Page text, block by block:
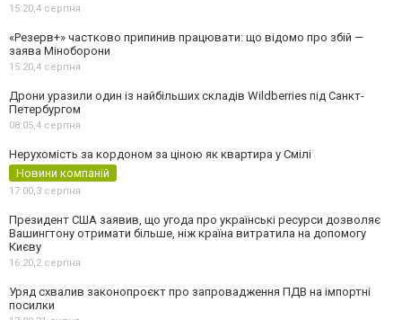
15:20,4 серпня
«Резерв+» частково припинив працювати: що відомо про збій —
заява Міноборони
15:20,4 серпня
Дрони уразили один із найбільших складів Wildberries під Санкт-
Петербургом
08:05,4 серпня
Нерухомість за кордоном за ціною як квартира у Смілі
Новини компаній
17:00,3 серпня
Президент США заявив, що угода про українські ресурси дозволяє
Вашингтону отримати більше, ніж країна витратила на допомогу
Києву
16:20,2 серпня
Уряд схвалив законопроєкт про запровадження ПДВ на імпортні
посилки